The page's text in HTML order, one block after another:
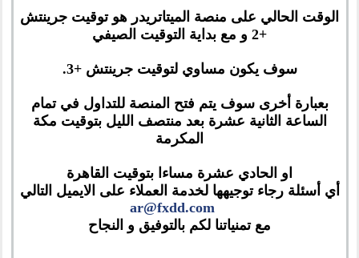
الوقت الحالي على منصة الميتاتريدر هو توقيت جرينتش
+2 و مع بداية التوقيت الصيفي
سوف يكون مساوي لتوقيت جرينتش +3.
بعبارة أخرى سوف يتم فتح المنصة للتداول في تمام
الساعة الثانية عشرة بعد منتصف الليل بتوقيت مكة
المكرمة
او الحادي عشرة مساءا بتوقيت القاهرة
أي أسئلة رجاء توجيهها لخدمة العملاء على الايميل التالي
ar@fxdd.com
مع تمنياتنا لكم بالتوفيق و النجاح